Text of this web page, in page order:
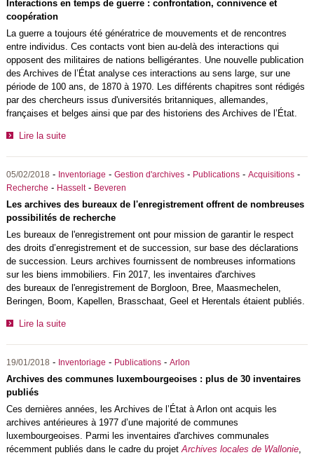
Interactions en temps de guerre : confrontation, connivence et
coopération
La guerre a toujours été génératrice de mouvements et de rencontres
entre individus. Ces contacts vont bien au-delà des interactions qui
opposent des militaires de nations belligérantes. Une nouvelle publication
des Archives de l’État analyse ces interactions au sens large, sur une
période de 100 ans, de 1870 à 1970. Les différents chapitres sont rédigés
par des chercheurs issus d'universités britanniques, allemandes,
françaises et belges ainsi que par des historiens des Archives de l’État.
Lire la suite
05/02/2018 - Inventoriage - Gestion d'archives- Publications- Acquisitions-
Recherche - Hasselt- Beveren
Les archives des bureaux de l'enregistrement offrent de nombreuses
possibilités de recherche
Les bureaux de l'enregistrement ont pour mission de garantir le respect
des droits d’enregistrement et de succession, sur base des déclarations
de succession. Leurs archives fournissent de nombreuses informations
sur les biens immobiliers. Fin 2017, les inventaires d'archives
des bureaux de l'enregistrement de Borgloon, Bree, Maasmechelen,
Beringen, Boom, Kapellen, Brasschaat, Geel et Herentals étaient publiés.
Lire la suite
19/01/2018 - Inventoriage - Publications- Arlon
Archives des communes luxembourgeoises : plus de 30 inventaires
publiés
Ces dernières années, les Archives de l’État à Arlon ont acquis les
archives antérieures à 1977 d’une majorité de communes
luxembourgeoises. Parmi les inventaires d'archives communales
récemment publiés dans le cadre du projet Archives locales de Wallonie,